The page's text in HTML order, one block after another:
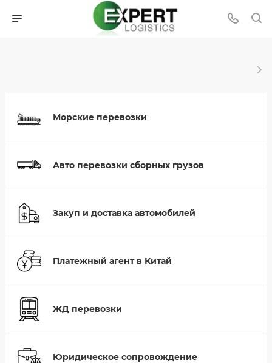
Морские перевозки
Авто перевозки сборных грузов
Закуп и доставка автомобилей
Платежный агент в Китай
ЖД перевозки
Юридическое сопровождение